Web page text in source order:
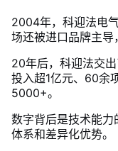
2004年，科迎法电
场还被进口品牌主导
20年后，科迎法交
投入超1亿元、60余
5000+。
数字背后是技术能
体系和差异化优势。